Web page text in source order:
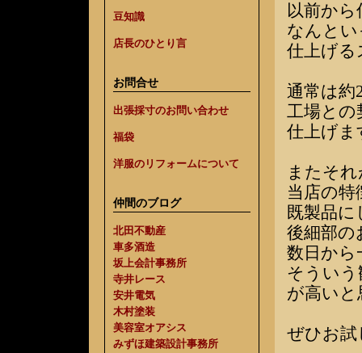
豆知識
店長のひとり言
お問合せ
出張採寸のお問い合わせ
福袋
洋服のリフォームについて
仲間のブログ
北田不動産
車多酒造
坂上会計事務所
寺井レース
安井電気
木村塗装
美容室オアシス
みずほ建築設計事務所
以前か
なんと
仕上げる
通常は約
工場との
仕上げま
またそ
当店の特
既製品
後細部の
数日から
そうい
が高い
ぜひお